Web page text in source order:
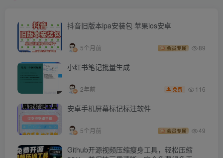
抖音旧版本ipa安装包 苹果ios安卓
5个月前 会员专属 89
小红书笔记批量生成
2年前 免费 116
安卓手机屏幕标记标注软件
5个月前 会员专属 49
Github开源视频压缩瘦身工具，轻松压缩